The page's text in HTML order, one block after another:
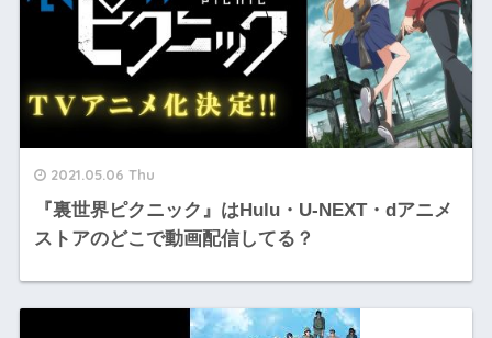
2021.05.06 Thu
『裏世界ピクニック』はHulu・U-NEXT・dアニメ
ストアのどこで動画配信してる？